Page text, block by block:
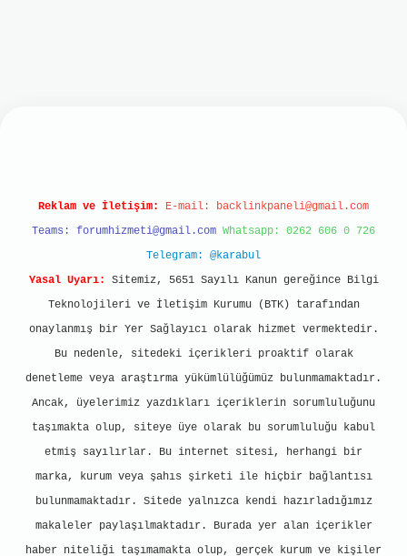
Reklam ve İletişim: E-mail: backlinkpaneli@gmail.com
Teams: forumhizmeti@gmail.com Whatsapp: 0262 606 0 726
Telegram: @karabul
Yasal Uyarı:
Sitemiz, 5651 Sayılı Kanun gereğince Bilgi
Teknolojileri ve İletişim Kurumu (BTK) tarafından
onaylanmış bir Yer Sağlayıcı olarak hizmet vermektedir.
Bu nedenle, sitedeki içerikleri proaktif olarak
denetleme veya araştırma yükümlülüğümüz bulunmamaktadır.
Ancak, üyelerimiz yazdıkları içeriklerin sorumluluğunu
taşımakta olup, siteye üye olarak bu sorumluluğu kabul
etmiş sayılırlar. Bu internet sitesi, herhangi bir
marka, kurum veya şahıs şirketi ile hiçbir bağlantısı
bulunmamaktadır. Sitede yalnızca kendi hazırladığımız
makaleler paylaşılmaktadır. Burada yer alan içerikler
haber niteliği taşımamakta olup, gerçek kurum ve kişiler